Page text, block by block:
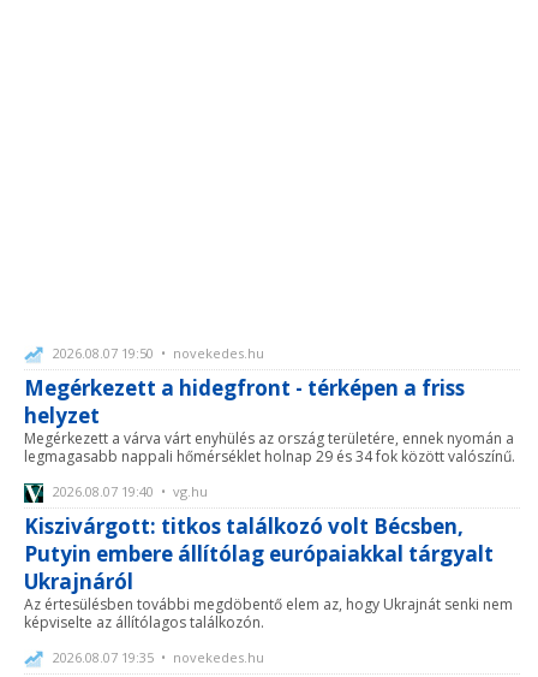
2026.08.07 19:50 • novekedes.hu
Megérkezett a hidegfront - térképen a friss
helyzet
Megérkezett a várva várt enyhülés az ország területére, ennek nyomán a
legmagasabb nappali hőmérséklet holnap 29 és 34 fok között valószínű.
2026.08.07 19:40 • vg.hu
Kiszivárgott: titkos találkozó volt Bécsben,
Putyin embere állítólag európaiakkal tárgyalt
Ukrajnáról
Az értesülésben további megdöbentő elem az, hogy Ukrajnát senki nem
képviselte az állítólagos találkozón.
2026.08.07 19:35 • novekedes.hu